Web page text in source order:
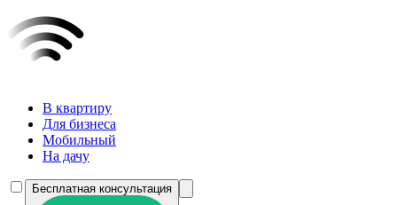
В квартиру
Для бизнеса
Мобильный
На дачу
Бесплатная консультация